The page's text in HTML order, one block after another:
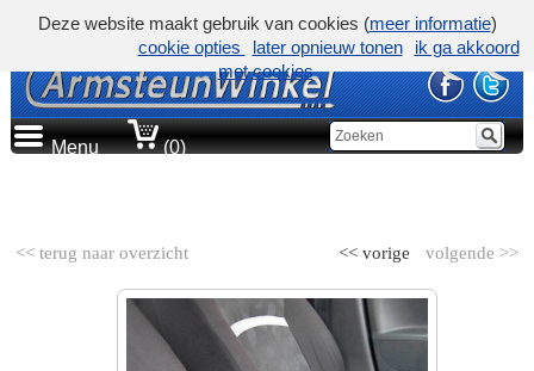
Menu (0)
<< terug naar overzicht volgende >>
<< vorige
Deze website maakt gebruik van cookies (meer informatie)
cookie opties
later opnieuw tonen
ik ga akkoord
met cookies